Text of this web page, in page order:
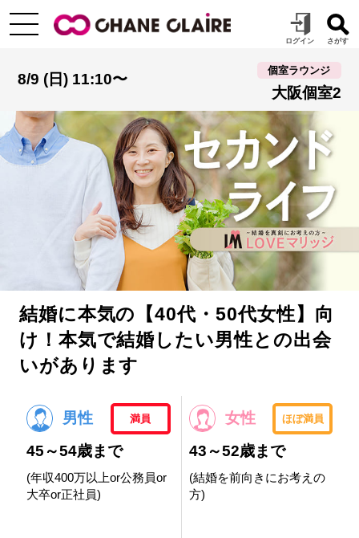
8/9 (日) 11:10〜
個室ラウンジ
大阪個室2
結婚に本気の【40代・50代女性】向
け！本気で結婚したい男性との出会
いがあります
男性 満員
45～54歳まで
(年収400万以上or公務員or
大卒or正社員)
女性 ほぼ満員
43～52歳まで
(結婚を前向きにお考えの
方)